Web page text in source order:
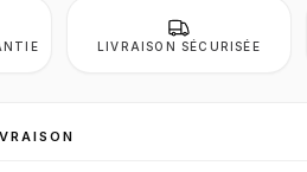
LIVRAISON SÉCURISÉE